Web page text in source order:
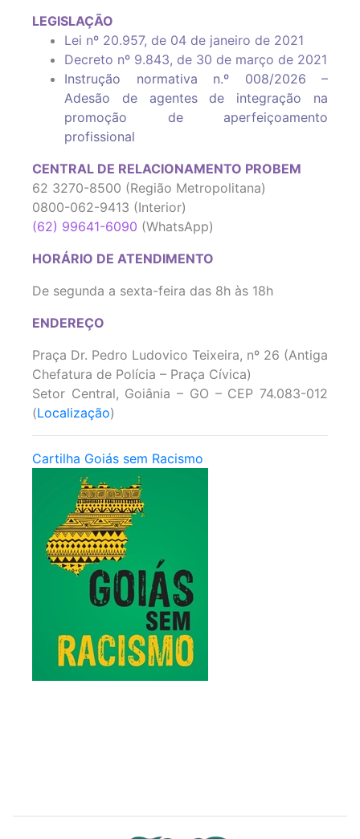
LEGISLAÇÃO
Lei nº 20.957, de 04 de janeiro de 2021
Decreto nº 9.843, de 30 de março de 2021
Instrução normativa n.º 008/2026 –
Adesão de agentes de integração na
promoção de aperfeiçoamento
profissional
CENTRAL DE RELACIONAMENTO PROBEM
62 3270-8500 (Região Metropolitana)
0800-062-9413 (Interior)
(62) 99641-6090 (WhatsApp)
HORÁRIO DE ATENDIMENTO
De segunda a sexta-feira das 8h às 18h
ENDEREÇO
Praça Dr. Pedro Ludovico Teixeira, nº 26 (Antiga
Chefatura de Polícia – Praça Cívica)
Setor Central, Goiânia – GO – CEP 74.083-012
(Localização)
Cartilha Goiás sem Racismo